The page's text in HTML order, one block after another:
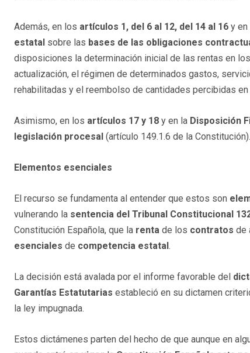
Además, en los artículos 1, del 6 al 12, del 14 al 16 y en
estatal sobre las bases de las obligaciones
disposiciones la determinación inicial de las rentas en
actualización, el régimen de determinados gastos,
rehabilitadas y el reembolso de cantidades percibidas
Asimismo, en los artículos 17 y 18 y en la Disposición
legislación procesal (artículo 149.1.6 de la Constitución).
Elementos esenciales
El recurso se fundamenta al entender que estos son
vulnerando la sentencia del Tribunal Constitucional
Constitución Española, que la renta de los contratos de
esenciales de competencia estatal .
La decisión está avalada por el informe favorable del
Garantías Estatutarias estableció en su dictamen
la ley impugnada.
Estos dictámenes parten del hecho de que aunque en